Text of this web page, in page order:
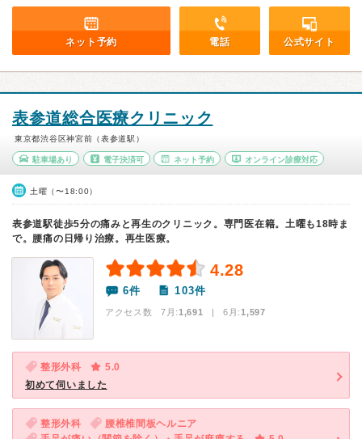
ネット予約 電話 公式サイト
表参道総合医療クリニック
東京都渋谷区神宮前（表参道駅）
駐車場あり 電子決済可 ネット予約 オンライン診療対応
土曜（〜18:00）
表参道駅徒歩5分の痛みと再生のクリニック。専門医在籍。土曜も18時ま
で。腰痛の日帰り治療。再生医療。
4.28
6件 103件
アクセス数 7月:1,691 | 6月:1,597
整形外科
5.0
初めて伺いました
整形外科
腰椎椎間板ヘルニア